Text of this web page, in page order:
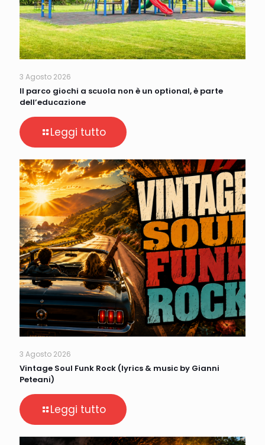
3 Agosto 2026
Il parco giochi a scuola non è un optional, è parte
dell’educazione
Leggi tutto
3 Agosto 2026
Vintage Soul Funk Rock (lyrics & music by Gianni
Peteani)
Leggi tutto